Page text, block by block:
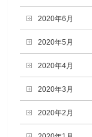
2020年6月
2020年5月
2020年4月
2020年3月
2020年2月